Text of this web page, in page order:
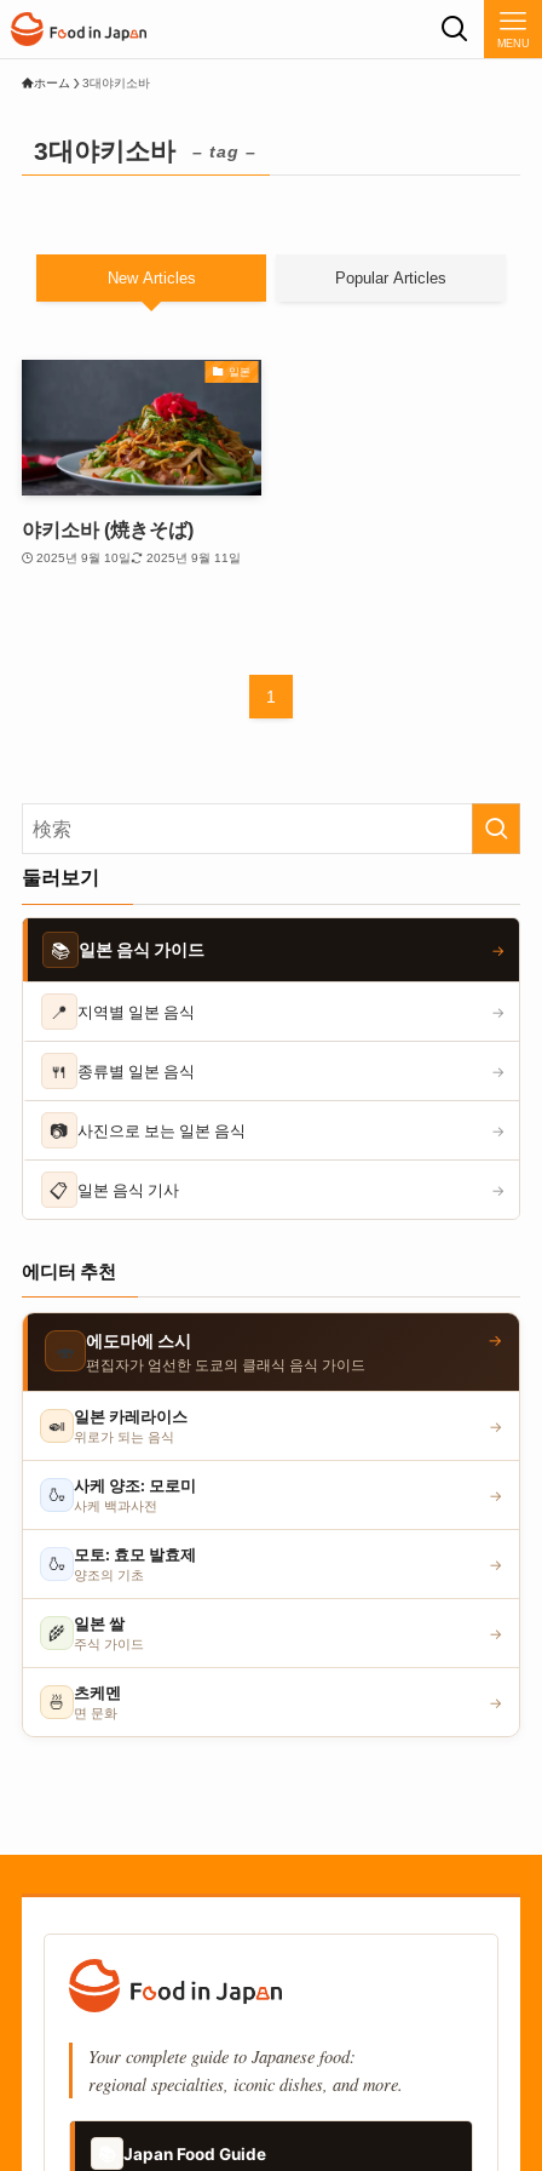
MENU
ホーム 3대야키소바
3대야키소바 – tag –
New Articles Popular Articles
일본
야키소바 (焼きそば)
2025년 9월 10일 2025년 9월 11일
1
둘러보기
📚 일본 음식 가이드 →
📍 지역별 일본 음식 →
🍴 종류별 일본 음식 →
📷 사진으로 보는 일본 음식 →
📋 일본 음식 기사 →
에디터 추천
🍣 에도마에 스시
편집자가 엄선한 도쿄의 클래식 음식 가이드
→
🍛 일본 카레라이스
위로가 되는 음식
→
🍶 사케 양조: 모로미
사케 백과사전
→
🍶 모토: 효모 발효제
양조의 기초
→
🌾 일본 쌀
주식 가이드
→
🍜 츠케멘
면 문화
→
Your complete guide to Japanese food:
regional specialties, iconic dishes, and more.
Japan Food Guide